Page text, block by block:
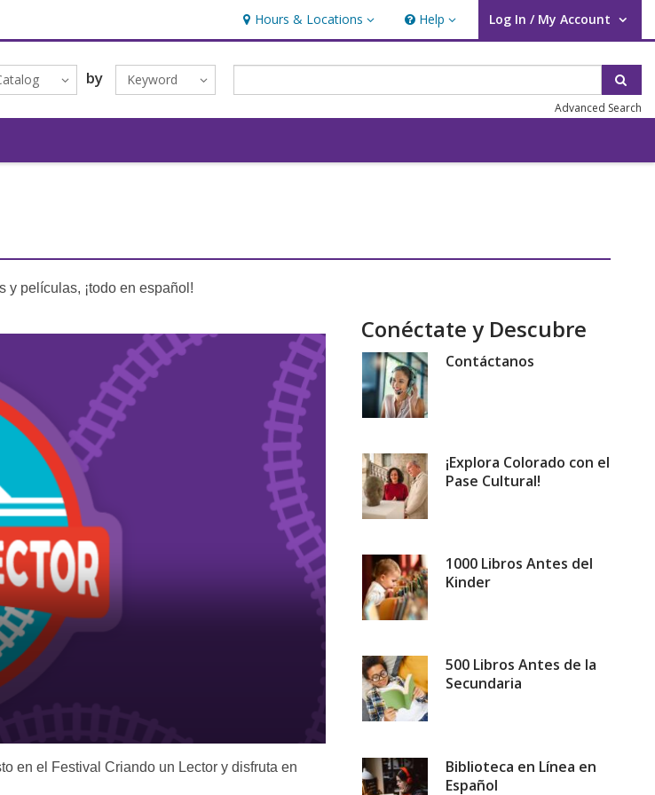
Hours & Locations
Hours & Locations Help
Help Log In / My Account
User Log In / My Account.
by Keyword
Advanced Search
y películas, ¡todo en español!
en el Festival Criando un Lector y disfruta en
Solicitud de Aplicación al
Conéctate y Descubre
Contáctanos
¡Explora Colorado con el
Pase Cultural!
1000 Libros Antes del
Kinder
500 Libros Antes de la
Secundaria
Biblioteca en Línea en
Español